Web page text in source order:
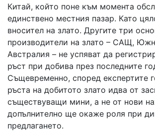
Китай, който поне към момента
единствено местния пазар. Като
вносител на злато. Другите три
производители на злато – САЩ,
Австралия – не успяват да
ръст при добива през последните
Същевременно, според експертите
ръста на добитото злато идва от
съществуващи мини, а не от нови
допълнително ще окаже роля при
предлагането.